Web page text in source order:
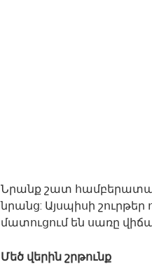
Նրանք շատ
նրանց: Այսպիսի շուրթեր
մատուցում են սառը
Մեծ վերին շրթունք